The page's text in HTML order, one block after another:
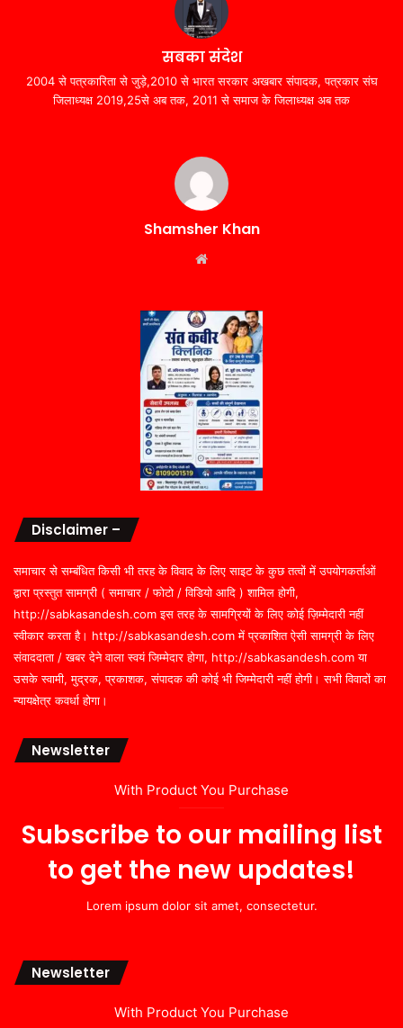
सबका संदेश
2004 से पत्रकारिता से जुड़े,2010 से भारत सरकार अखबार संपादक, पत्रकार संघ
जिलाध्यक्ष 2019,25से अब तक, 2011 से समाज के जिलाध्यक्ष अब तक
Shamsher Khan
Disclaimer –
समाचार से सम्बंधित किसी भी तरह के विवाद के लिए साइट के कुछ तत्वों में उपयोगकर्ताओं
द्वारा प्रस्तुत सामग्री ( समाचार / फोटो / विडियो आदि ) शामिल होगी,
http://sabkasandesh.com इस तरह के सामग्रियों के लिए कोई ज़िम्मेदारी नहीं
स्वीकार करता है। http://sabkasandesh.com में प्रकाशित ऐसी सामग्री के लिए
संवाददाता / खबर देने वाला स्वयं जिम्मेदार होगा, http://sabkasandesh.com या
उसके स्वामी, मुद्रक, प्रकाशक, संपादक की कोई भी जिम्मेदारी नहीं होगी। सभी विवादों का
न्यायक्षेत्र कवर्धा होगा।
Newsletter
With Product You Purchase
Subscribe to our mailing list
to get the new updates!
Lorem ipsum dolor sit amet, consectetur.
Newsletter
With Product You Purchase